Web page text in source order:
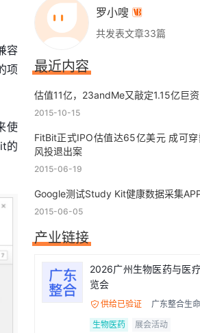
容
项
使
的
罗小嗖 
共发表文章33篇
最近内容
估值11亿，23andMe又敲定1.15亿巨资
2015-10-15
FitBit正式IPO估值达65亿美元 成可
风投退出案
2015-06-19
Google测试Study Kit健康数据采集
2015-06-05
产业链接
2026广州生物医药与医
览会
 供给已验证
广东整合生
生物医药
展会活动